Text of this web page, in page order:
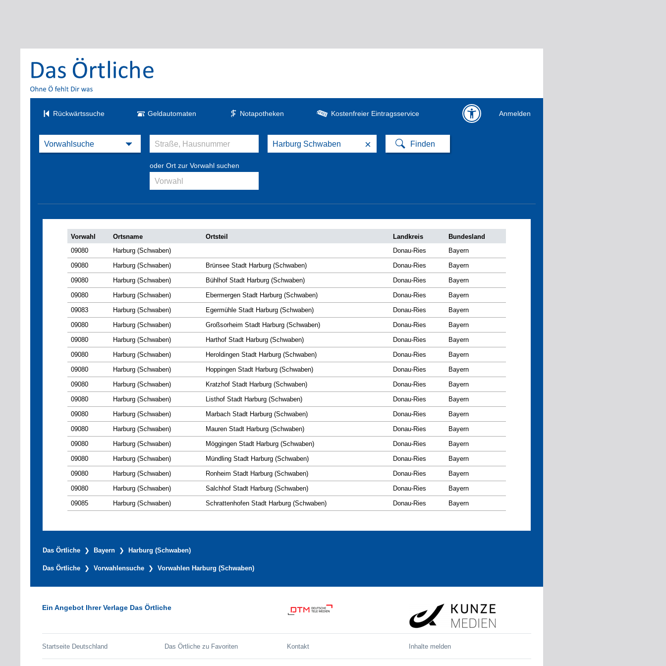
Rückwärtssuche Geldautomaten Notapotheken Kostenfreier Eintragsservice Anmelden
×
oder Ort zur Vorwahl suchen
Vorwahl Ortsname Ortsteil Landkreis
Bundesland
09080
Harburg (Schwaben) Donau-Ries
Bayern
09080
Harburg (Schwaben) Brünsee Stadt Harburg (Schwaben) Donau-Ries
Bayern
09080
Harburg (Schwaben) Bühlhof Stadt Harburg (Schwaben) Donau-Ries
Bayern
09080
Harburg (Schwaben) Ebermergen Stadt Harburg (Schwaben) Donau-Ries
Bayern
09083
Harburg (Schwaben) Egermühle Stadt Harburg (Schwaben) Donau-Ries
Bayern
09080
Harburg (Schwaben) Großsorheim Stadt Harburg (Schwaben) Donau-Ries
Bayern
09080
Harburg (Schwaben) Harthof Stadt Harburg (Schwaben) Donau-Ries
Bayern
09080
Harburg (Schwaben) Heroldingen Stadt Harburg (Schwaben) Donau-Ries
Bayern
09080
Harburg (Schwaben) Hoppingen Stadt Harburg (Schwaben) Donau-Ries
Bayern
09080
Harburg (Schwaben) Kratzhof Stadt Harburg (Schwaben) Donau-Ries
Bayern
09080
Harburg (Schwaben) Listhof Stadt Harburg (Schwaben) Donau-Ries
Bayern
09080
Harburg (Schwaben) Marbach Stadt Harburg (Schwaben) Donau-Ries
Bayern
09080
Harburg (Schwaben) Mauren Stadt Harburg (Schwaben) Donau-Ries
Bayern
09080
Harburg (Schwaben) Möggingen Stadt Harburg (Schwaben) Donau-Ries
Bayern
09080
Harburg (Schwaben) Mündling Stadt Harburg (Schwaben) Donau-Ries
Bayern
09080
Harburg (Schwaben) Ronheim Stadt Harburg (Schwaben) Donau-Ries
Bayern
09080
Harburg (Schwaben) Salchhof Stadt Harburg (Schwaben) Donau-Ries
Bayern
09085
Harburg (Schwaben) Schrattenhofen Stadt Harburg (Schwaben) Donau-Ries Bayern
Das Örtliche Bayern Harburg (Schwaben)
Das Örtliche Vorwahlensuche Vorwahlen Harburg (Schwaben)
Ein Angebot Ihrer Verlage Das Örtliche
Startseite Deutschland Das Örtliche zu Favoriten Kontakt Inhalte melden